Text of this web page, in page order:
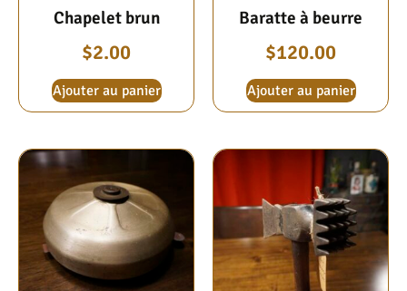
Chapelet brun
$2.00
Ajouter au panier
Baratte à beurre
$120.00
Ajouter au panier